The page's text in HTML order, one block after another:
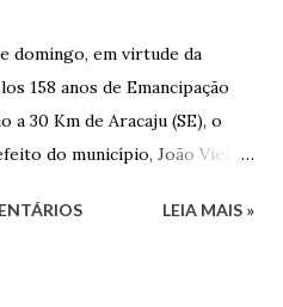
domingo, em virtude da
158 anos de Emancipação
a 30 Km de Aracaju (SE), o
do município, João Vieira
dos Santos, nasceu em
LEIA MAIS »